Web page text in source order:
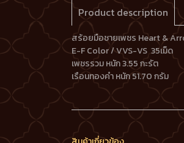
Product description
สร้อยมือชายเพชร Heart &
E-F Color / VVS-VS 35เม็ด
เพชรรวม หนัก 3.55 กะรัต
เรือนทองคำ หนัก 51.70 กรัม